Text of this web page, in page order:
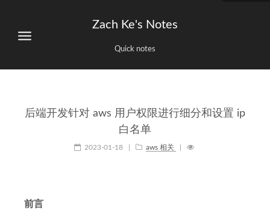
Zach Ke's Notes
Quick notes
后端开发针对 aws 用户权限进行细分和设置 ip
白名单
2023-01-18 aws 相关
前言